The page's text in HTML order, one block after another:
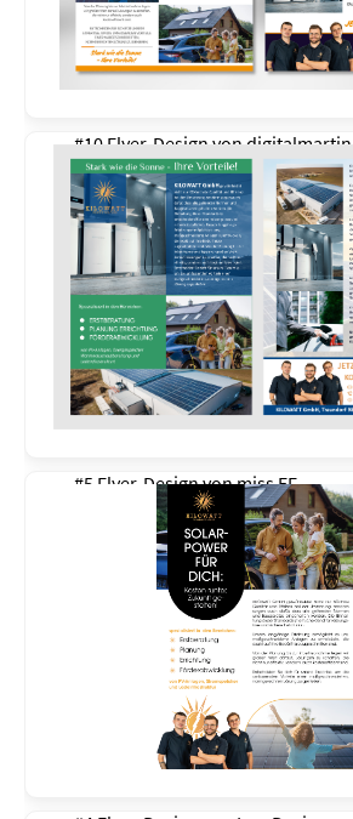
#10 Flyer-Design vondigitalmartin
#5 Flyer-Design vonmiss EF